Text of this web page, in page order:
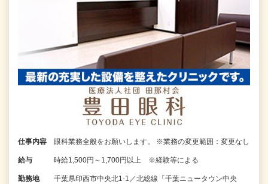
仕事内容 眼科業務全般をお願いします。 ※業務の変更範囲：変更なし
給与 時給1,500円～1,700円以上 ※経験等による
勤務地
千葉県印西市中央北1-1／北総線「千葉ニュータウン中央